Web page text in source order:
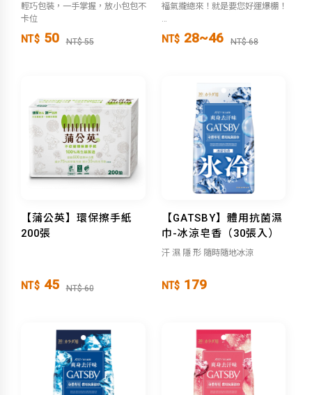
輕巧包裝，一手掌握，放小包包不
卡位
NT$ 50 NT$ 55
福氣攏總來！就是要您好運爆棚！
●綠色金順-祈求金順利
NT$ 28~46 NT$ 68
【蒲公英】環保擦手紙
200張
NT$ 45 NT$ 60
【GATSBY】體用抗菌濕
巾-冰涼皂香（30張入）
汗 濕 隱 形 隨時隨地冰涼
NT$ 179